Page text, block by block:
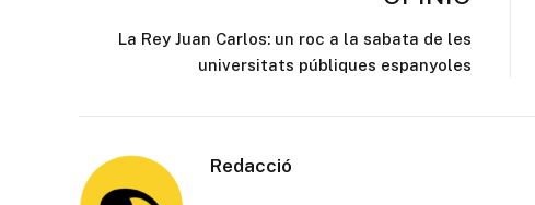
La Rey Juan Carlos: un roc a la sabata de les
universitats públiques espanyoles
Redacció